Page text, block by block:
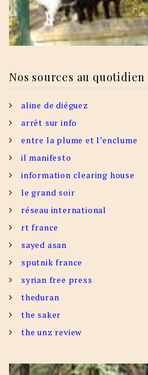
Nos sources au quotidien
aline de diéguez
arrêt sur info
entre la plume et l’enclume
il manifesto
information clearing house
le grand soir
réseau international
rt france
sayed asan
sputnik france
syrian free press
theduran
the saker
the unz review